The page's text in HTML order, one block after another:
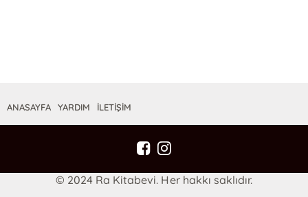
ANASAYFA YARDIM İLETİŞİM
© 2024 Ra Kitabevi. Her hakkı saklıdır.